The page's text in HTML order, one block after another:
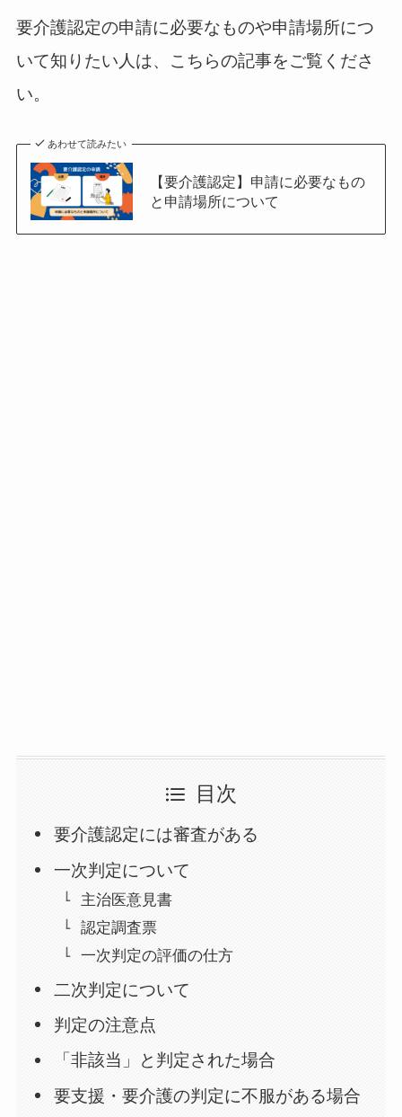
要介護認定の申請に必要なものや申請場所につ
いて知りたい人は、こちらの記事をご覧くださ
い。
あわせて読みたい
【要介護認定】申請に必要なもの
と申請場所について
目次
要介護認定には審査がある
一次判定について
主治医意見書
認定調査票
一次判定の評価の仕方
二次判定について
判定の注意点
「非該当」と判定された場合
要支援・要介護の判定に不服がある場合